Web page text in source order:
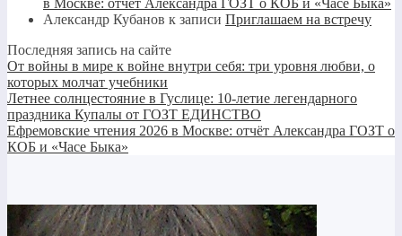
Александр Кубанов к записи Приглашаем на встречу
Последняя запись на сайте
От войны в мире к войне внутри себя: три уровня любви, о
которых молчат учебники
Летнее солнцестояние в Гуслице: 10-летие легендарного
праздника Купалы от ГОЗТ ЕДИНСТВО
Ефремовские чтения 2026 в Москве: отчёт Александра ГОЗТ о
КОБ и «Часе Быка»